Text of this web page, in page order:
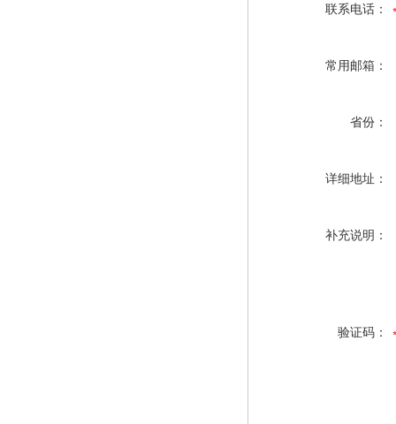
联系电话：
常用邮箱：
省份：
详细地址：
补充说明：
验证码：